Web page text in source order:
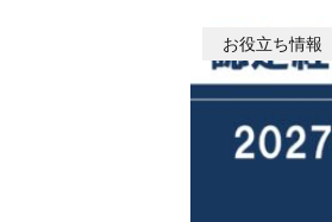
お役立ち情報